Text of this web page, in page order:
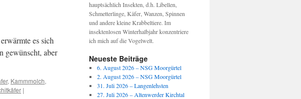
es sich
gewünscht, aber
, Kammmolch,
|
hauptsächlich Insekten, d.h. Libellen,
Schmetterlinge, Käfer, Wanzen, Spinnen
und andere kleine Krabbeltiere. Im
insektenlosen Winterhalbjahr konzentriere
ich mich auf die Vogelwelt.
Neueste Beiträge
6. August 2026 – NSG Moorgürtel
2. August 2026 – NSG Moorgürtel
31. Juli 2026 – Langenlehsten
27. Juli 2026 – Altenwerder Kirchtal